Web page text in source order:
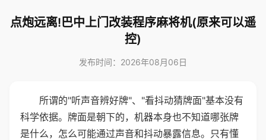
点炮远离!巴中上门改装程序麻将机(原来可以遥
控)
发布时间：2026年08月06日
所谓的"听声音辨好牌"、"看抖动猜牌面"基本没有
科学依据。牌面是朝下的，机器本身也不知道哪张牌
是什么，怎么可能通过声音和抖动暴露信息。只有懂